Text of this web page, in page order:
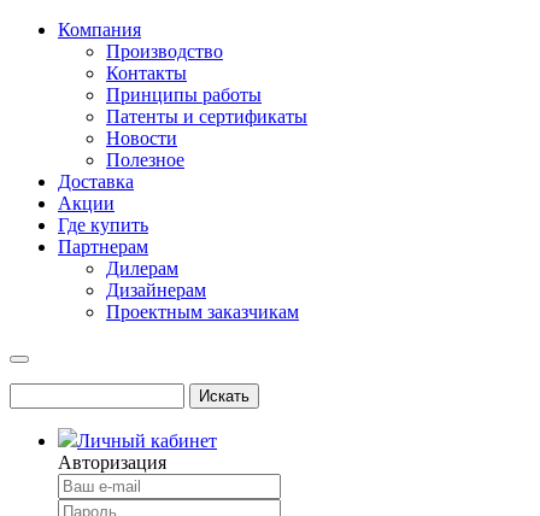
Компания
Производство
Контакты
Принципы работы
Патенты и сертификаты
Новости
Полезное
Доставка
Акции
Где купить
Партнерам
Дилерам
Дизайнерам
Проектным заказчикам
Личный кабинет
Авторизация